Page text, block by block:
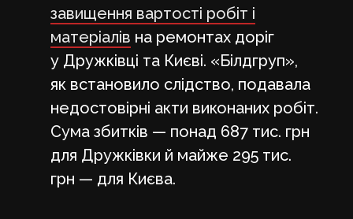
завищення вартості робіт і
матеріалів на ремонтах доріг
у Дружківці та Києві. «Білдгруп»,
як встановило слідство, подавала
недостовірні акти виконаних робіт.
Сума збитків — понад 687 тис. грн
для Дружківки й майже 295 тис.
грн — для Києва.